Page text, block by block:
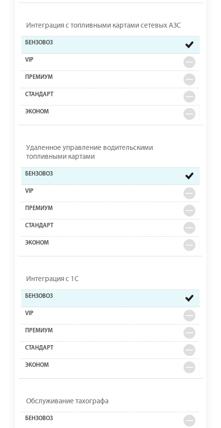
Интеграция с топливными картами сетевых АЗС
Удаленное управление водительскими
топливными картами
Интеграция с 1С
Обслуживание тахографа